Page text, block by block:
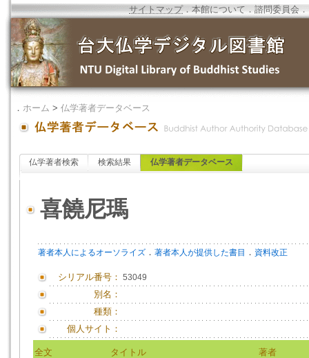
サイトマップ．本館について ．諮問委員会 ．
． ホーム > 仏学著者データベース
仏学著者検索 検索結果 仏学著者データベース
喜饒尼瑪
著者本人によるオーソライズ ． 著者本人が提供した書目 ． 資料改正
シリアル番号： 53049
別名：
種類：
個人サイト：
全文 タイトル 著者